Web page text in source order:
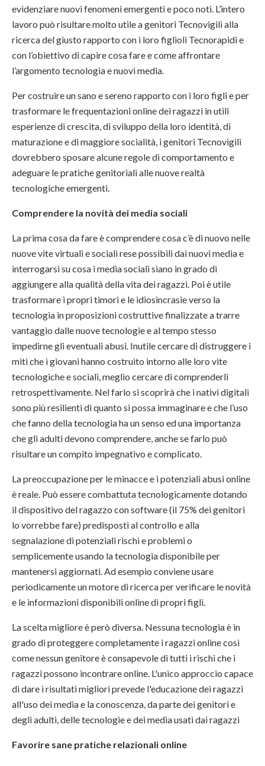
evidenziare nuovi fenomeni emergenti e poco noti. L’intero
lavoro può risultare molto utile a genitori Tecnovigili alla
ricerca del giusto rapporto con i loro figlioli Tecnorapidi e
con l’obiettivo di capire cosa fare e come affrontare
l’argomento tecnologia e nuovi media.
Per costruire un sano e sereno rapporto con i loro figli e per
trasformare le frequentazioni online dei ragazzi in utili
esperienze di crescita, di sviluppo della loro identità, di
maturazione e di maggiore socialità, i genitori Tecnovigili
dovrebbero sposare alcune regole di comportamento e
adeguare le pratiche genitoriali alle nuove realtà
tecnologiche emergenti.
Comprendere la novità dei media sociali
La prima cosa da fare è comprendere cosa c’è di nuovo nelle
nuove vite virtuali e sociali rese possibili dai nuovi media e
interrogarsi su cosa i media sociali siano in grado di
aggiungere alla qualità della vita dei ragazzi. Poi è utile
trasformare i propri timori e le idiosincrasie verso la
tecnologia in proposizioni costruttive finalizzate a trarre
vantaggio dalle nuove tecnologie e al tempo stesso
impedirne gli eventuali abusi. Inutile cercare di distruggere i
miti che i giovani hanno costruito intorno alle loro vite
tecnologiche e sociali, meglio cercare di comprenderli
retrospettivamente. Nel farlo si scoprirà che i nativi digitali
sono più resilienti di quanto si possa immaginare e che l’uso
che fanno della tecnologia ha un senso ed una importanza
che gli adulti devono comprendere, anche se farlo può
risultare un compito impegnativo e complicato.
La preoccupazione per le minacce e i potenziali abusi online
è reale. Può essere combattuta tecnologicamente dotando
il dispositivo del ragazzo con software (il 75% dei genitori
lo vorrebbe fare) predisposti al controllo e alla
segnalazione di potenziali rischi e problemi o
semplicemente usando la tecnologia disponibile per
mantenersi aggiornati. Ad esempio conviene usare
periodicamente un motore di ricerca per verificare le novità
e le informazioni disponibili online di propri figli.
La scelta migliore è però diversa. Nessuna tecnologia è in
grado di proteggere completamente i ragazzi online così
come nessun genitore è consapevole di tutti i rischi che i
ragazzi possono incontrare online. L'unico approccio capace
di dare i risultati migliori prevede l'educazione dei ragazzi
all'uso dei media e la conoscenza, da parte dei genitori e
degli adulti, delle tecnologie e dei media usati dai ragazzi
Favorire sane pratiche relazionali online